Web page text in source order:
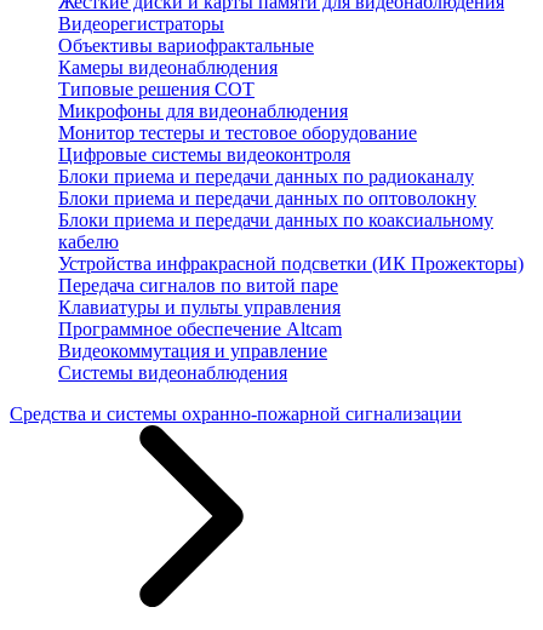
Видеорегистраторы
Объективы вариофрактальные
Камеры видеонаблюдения
Типовые решения СОТ
Микрофоны для видеонаблюдения
Монитор тестеры и тестовое оборудование
Цифровые системы видеоконтроля
Блоки приема и передачи данных по радиоканалу
Блоки приема и передачи данных по оптоволокну
Блоки приема и передачи данных по коаксиальному
кабелю
Устройства инфракрасной подсветки (ИК Прожекторы)
Передача сигналов по витой паре
Клавиатуры и пульты управления
Программное обеспечение Altcam
Видеокоммутация и управление
Системы видеонаблюдения
Средства и системы охранно-пожарной сигнализации